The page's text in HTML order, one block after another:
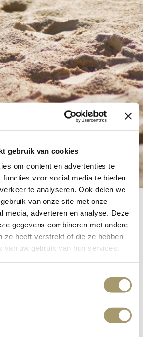
gebruik van cookies
om content en advertenties te
functies voor social media te bieden
te analyseren. Ook delen we
van onze site met onze
media, adverteren en analyse. Deze
gegevens combineren met andere
ze heeft verstrekt of die ze hebben
van uw gebruik van hun services.
rental
offer a diverse landscape.
in Historical Leiden. Our
to put together a beautiful tour